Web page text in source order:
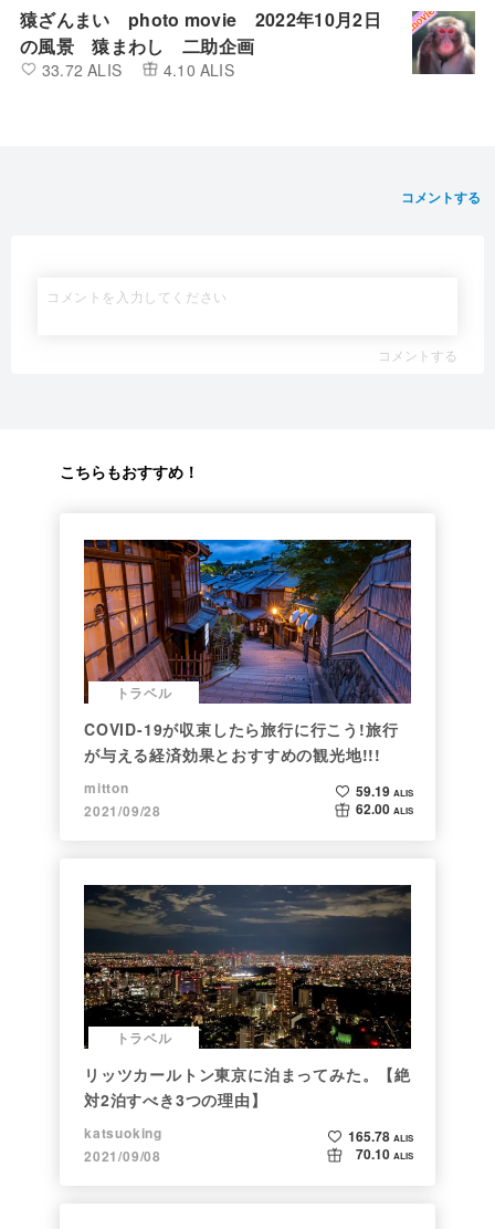
猿ざんまい photo movie 2022年10月2日
の風景 猿まわし 二助企画
33.72 ALIS 4.10 ALIS
コメントする
コメントする
こちらもおすすめ！
トラベル
COVID-19が収束したら旅行に行こう!旅行
が与える経済効果とおすすめの観光地!!!
mitton
2021/09/28
59.19 ALIS
62.00 ALIS
トラベル
リッツカールトン東京に泊まってみた。【絶
対2泊すべき3つの理由】
katsuoking
2021/09/08
165.78 ALIS
70.10 ALIS